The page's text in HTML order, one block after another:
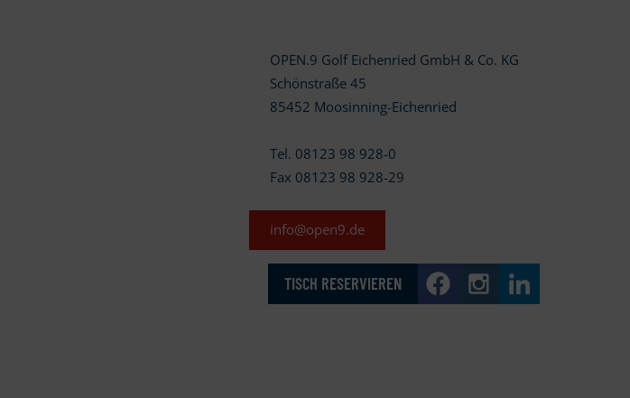
OPEN.9 Golf Eichenried GmbH & Co. KG
Schönstraße 45
85452 Moosinning-Eichenried
Tel. 08123 98 928-0
Fax 08123 98 928-29
info@open9.de
TISCH RESERVIEREN